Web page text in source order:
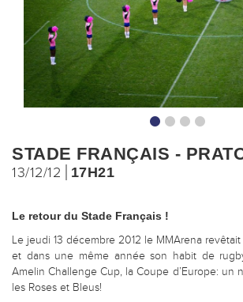
••••
STADE FRANÇAIS -
13/12/12 17H21
Le retour du Stade Français !
Le jeudi 13 décembre 2012 le MMArena
et dans une même année son habit de
Amelin Challenge Cup, la Coupe d’Europe: un
les Roses et Bleus!